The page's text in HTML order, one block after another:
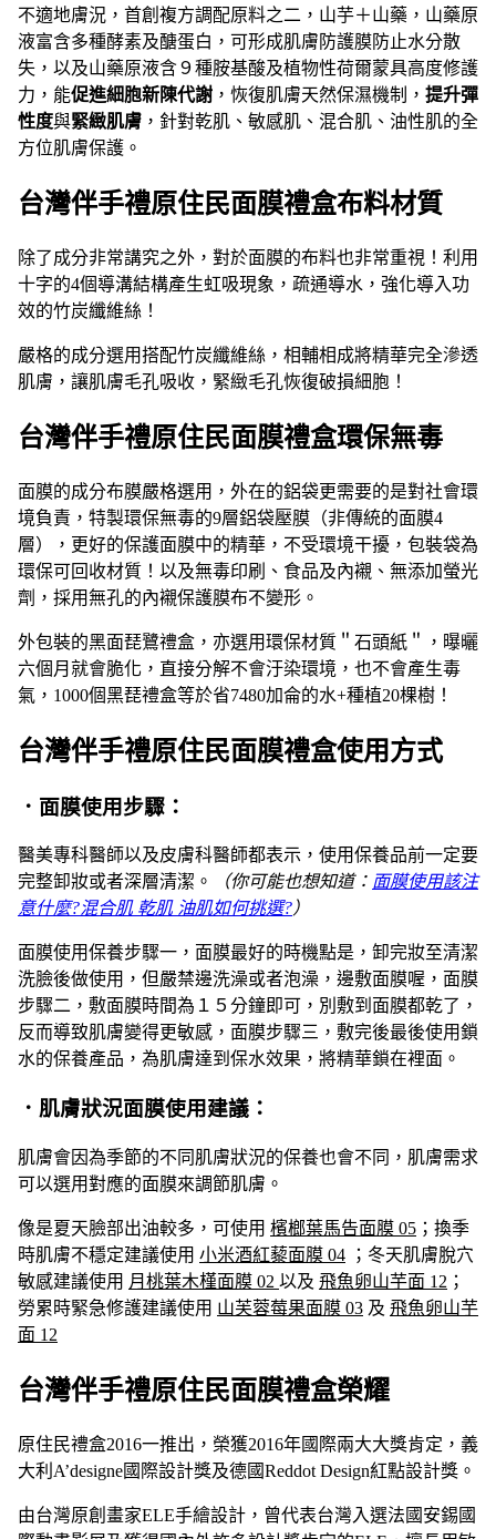
不適地膚況，首創複方調配原料之二，山芋＋山藥，山藥原
液富含多種酵素及醣蛋白，可形成肌膚防護膜防止水分散
失，以及山藥原液含９種胺基酸及植物性荷爾蒙具高度修護
力，能促進細胞新陳代謝 ，恢復肌膚天然保濕機制， 提升彈
性度與緊緻肌膚 ，針對乾肌、敏感肌、混合肌、油性肌的全
方位肌膚保護。
台灣伴手禮原住民面膜禮盒布料材質
除了成分非常講究之外，對於面膜的布料也非常重視！利用
十字的4個導溝結構產生虹吸現象，疏通導水，強化導入功
效的竹炭纖維絲！
嚴格的成分選用搭配竹炭纖維絲，相輔相成將精華完全滲透
肌膚，讓肌膚毛孔吸收，緊緻毛孔恢復破損細胞！
台灣伴手禮原住民面膜禮盒環保無毒
面膜的成分布膜嚴格選用，外在的鋁袋更需要的是對社會環
境負責，特製環保無毒的9層鋁袋壓膜（非傳統的面膜4
層），更好的保護面膜中的精華，不受環境干擾，包裝袋為
環保可回收材質！以及無毒印刷、食品及內襯、無添加螢光
劑，採用無孔的內襯保護膜布不變形。
外包裝的黑面琵鷺禮盒，亦選用環保材質＂石頭紙＂，曝曬
六個月就會脆化，直接分解不會汙染環境，也不會產生毒
氣，1000個黑琵禮盒等於省7480加侖的水+種植20棵樹！
台灣伴手禮原住民面膜禮盒使用方式
．面膜使用步驟：
醫美專科醫師以及皮膚科醫師都表示，使用保養品前一定要
完整卸妝或者深層清潔。
（你可能也想知道： 面膜使用該注
意什麼?混合肌 乾肌 油肌如何挑選?）
面膜使用保養步驟一，面膜最好的時機點是，卸完妝至清潔
洗臉後做使用，但嚴禁邊洗澡或者泡澡，邊敷面膜喔，面膜
步驟二，敷面膜時間為１５分鐘即可，別敷到面膜都乾了，
反而導致肌膚變得更敏感，面膜步驟三，敷完後最後使用鎖
水的保養產品，為肌膚達到保水效果，將精華鎖在裡面。
．肌膚狀況面膜使用建議：
肌膚會因為季節的不同肌膚狀況的保養也會不同，肌膚需求
可以選用對應的面膜來調節肌膚。
像是夏天臉部出油較多，可使用 檳榔葉馬告面膜 05 ；換季
時肌膚不穩定建議使用 小米酒紅藜面膜 04 ；冬天肌膚脫穴
敏感建議使用 月桃葉木槿面膜 02 以及 飛魚卵山芋面 12 ；
勞累時緊急修護建議使用 山芙蓉莓果面膜 03 及 飛魚卵山芋
面 12
台灣伴手禮原住民面膜禮盒榮耀
原住民禮盒2016一推出，榮獲2016年國際兩大大獎肯定，義
大利A’designe國際設計獎及德國Reddot Design紅點設計獎。
由台灣原創畫家ELE手繪設計，曾代表台灣入選法國安錫國